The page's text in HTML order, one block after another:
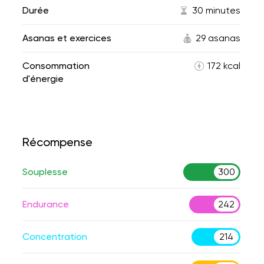
Durée 30 minutes
Asanas et exercices 29 asanas
Consommation
d'énergie
172 kcal
Récompense
Souplesse 300
Endurance 242
Concentration 214